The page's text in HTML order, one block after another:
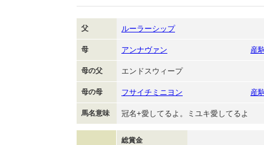
父 ルーラーシップ
母 アンナヴァン 産
母の父 エンドスウィープ
母の母 フサイチミニヨン 産
馬名意味 冠名+愛してるよ。ミユキ愛してるよ
総賞金